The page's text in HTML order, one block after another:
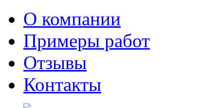
О компании
Примеры работ
Отзывы
Контакты